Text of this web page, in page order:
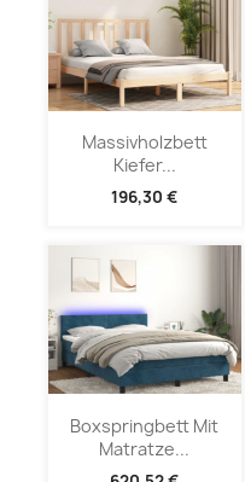
Massivholzbett
Kiefer...
196,30 €
Boxspringbett Mit
Matratze...